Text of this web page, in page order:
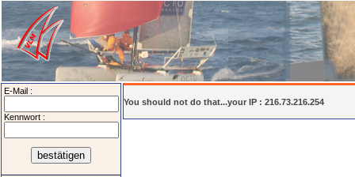
E-Mail :
Kennwort :
You should not do that...your IP : 216.73.216.254